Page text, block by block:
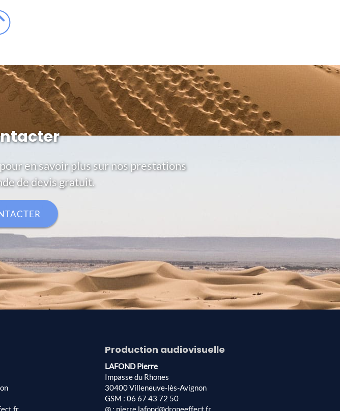
en savoir plus sur nos prestations
de devis gratuit.
Production audiovisuelle
LAFOND Pierre
Impasse du Rhones
30400 Villeneuve-lès-Avignon
GSM : 06 67 43 72 50
@ : pierre.lafond@droneeffect.fr